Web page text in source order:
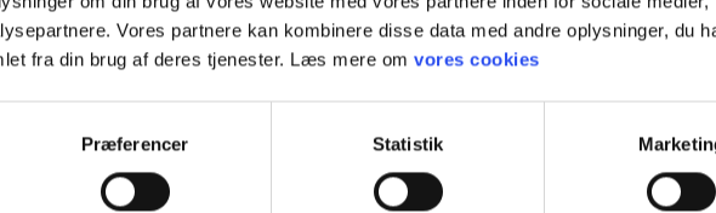
Vores partnere kan kombinere disse data med andre oplysninger, du
fra din brug af deres tjenester. Læs mere om vores cookies
Præferencer Statistik
seriøs spiller på
for arbejdsudstyr og
sikkerhedsudstyr, fordi
på nye trends og
på et område som
fokuseret på at se i stedet for på at
udføre arbejdsopgaven præcist og
Vores tilgang til det rigtige udstyr
til dig og kollegerne er dialog og
rådgivning. På den måde er vi